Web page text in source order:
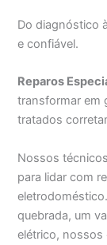
Do diagnóstico
e confiável.
Reparos
transformar em
tratados
Nossos
para lidar com
quebrada, um
elétrico, nossos